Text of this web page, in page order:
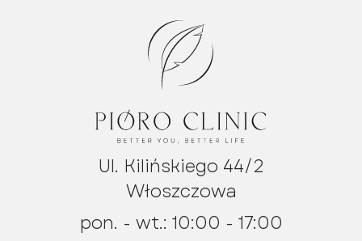
Ul. Kilińskiego 44/2
Włoszczowa
pon. - wt.: 10:00 - 17:00